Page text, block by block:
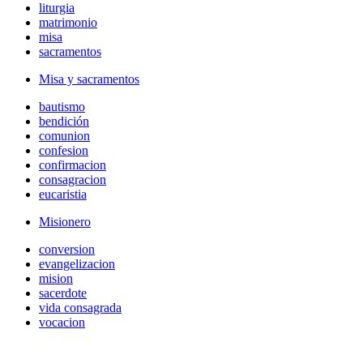
liturgia
matrimonio
misa
sacramentos
Misa y sacramentos
bautismo
bendición
comunion
confesion
confirmacion
consagracion
eucaristia
Misionero
conversion
evangelizacion
mision
sacerdote
vida consagrada
vocacion